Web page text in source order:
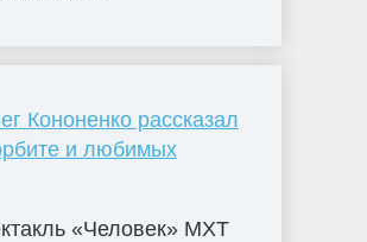
Кононенко рассказал
и любимых
«Человек» МХТ